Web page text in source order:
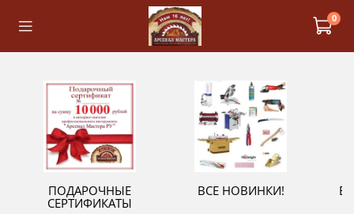
0
ПОДАРОЧНЫЕ
СЕРТИФИКАТЫ
ВСЕ НОВИНКИ!